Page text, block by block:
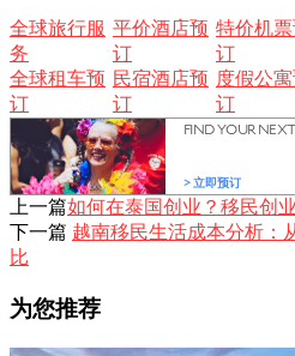
全球旅行服
务
平价酒店预
订
特价机票
订
全球租车预
订
民宿酒店预
订
度假公
订
上一篇如何在泰国创业？移民创
下一篇 越南移民生活成本分析：
比
为您推荐